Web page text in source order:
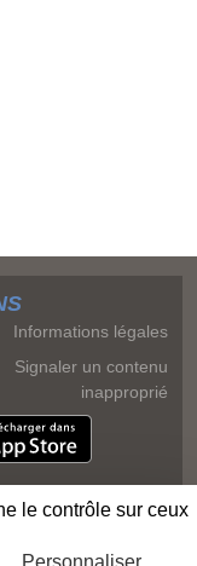
Informations légales
Signaler un contenu
inapproprié
le contrôle sur ceux
Personnaliser